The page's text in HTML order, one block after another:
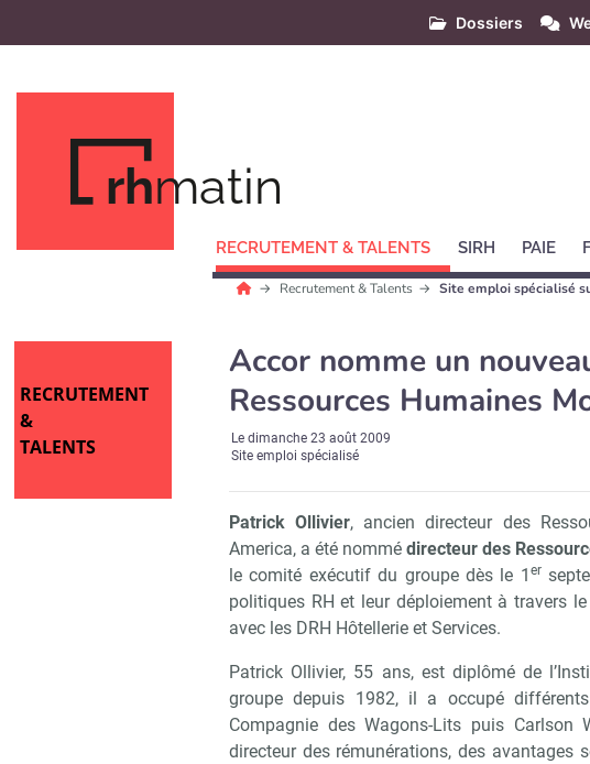
Dossiers
rhmatin
RECRUTEMENT & TALENTS SIRH PAIE
Recrutement & Talents Site emploi spécialisé
RECRUTEMENT
&
TALENTS
Accor nomme un
Ressources Humaines
Ledimanche 23 août 2009
Site emploi spécialisé
Patrick Ollivier, ancien directeur des
America, a été nommédirecteur des
le comité exécutif du groupe dès le 1 er
politiques RH et leur déploiement à travers
avec les DRH Hôtellerie et Services.
Patrick Ollivier, 55 ans, est diplômé de
groupe depuis 1982, il a occupé
Compagnie des Wagons-Lits puis
directeur des rémunérations, des avantages